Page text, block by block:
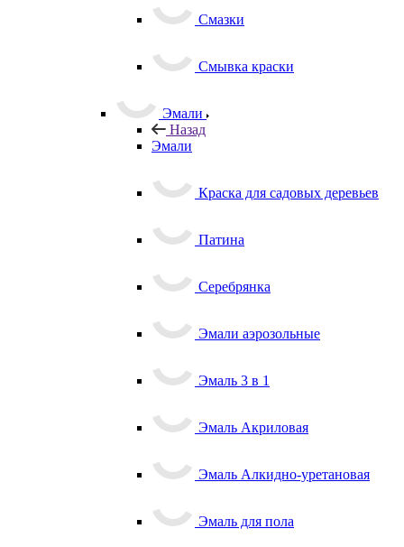
Смазки
Смывка краски
Эмали
Назад
Эмали
Краска для садовых деревьев
Патина
Серебрянка
Эмали аэрозольные
Эмаль 3 в 1
Эмаль Акриловая
Эмаль Алкидно-уретановая
Эмаль для пола